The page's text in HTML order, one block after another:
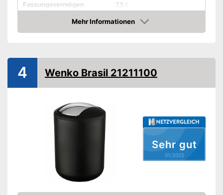
Fassungsvermögen
7,5 l
Material Gehäuse
Holz
Material Deckel
Ausstattung
Deckel abnehmbar
Einsatz mit Tragegriff
One-Touch-Öffnung
Soft Closing
Mehr Informationen
Amazon
Sehr gut
01/2025
4 Wenko Brasil 21211100